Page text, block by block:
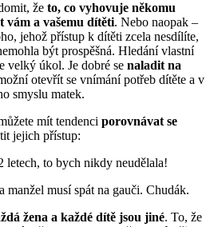
že to, co vyhovuje někomu
vám a vašemu dítěti. Nebo naopak –
jehož přístup k dítěti zcela nesdílíte,
být prospěšná. Hledání vlastní
velký úkol. Je dobré se naladit na
otevřít se vnímání potřeb dítěte a v
smyslu matek.
mít tendenci porovnávat se
jejich přístup:
letech, to bych nikdy neudělala!
manžel musí spát na gauči. Chudák.
žena a každé dítě jsou jiné. To, že